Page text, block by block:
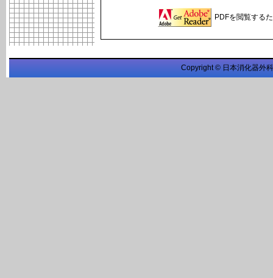
PDFを閲覧する
Copyright © 日本消化器外